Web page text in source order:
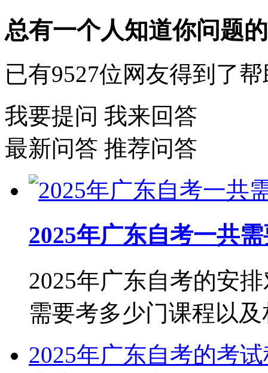
总有一个人知道你问题
已有9527位网友得到了帮
我要提问 我来回答
最新问答 推荐问答
2025年广东自考一共
2025年广东自考的安
需要考多少门课程以及
2025年广东自考的考